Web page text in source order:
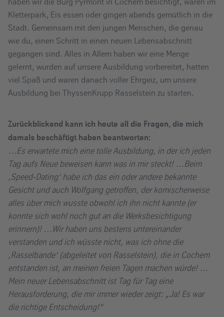
Kletterpark, Eis essen oder gingen abends gemütlich in die
Stadt. Gemeinsam mit den jungen Menschen, die genau
wie du, einen Schritt in einen neuen Lebensabschnitt
gegangen sind. Alles in Allem haben wir eine Menge
gelernt, wurden auf unsere Ausbildung vorbereitet, hatten
viel Spaß und waren danach voller Ehrgeiz, um unsere
Ausbildung bei ThyssenKrupp Rasselstein zu starten.
Zurückblickend kann ich heute all die Fragen, die mich
damals beschäftigt haben beantworten:
…Es erwartete mich eine tolle Ausbildung, in der ich jeden
Tag aufs Neue beweisen kann was in mir steckt! …Beim
‚Speed-Dating‘ habe ich das ein oder andere bekannte
Gesicht und auch Wolfgang getroffen, der komischerweise
alles über mich wusste obwohl ich ihn nicht kannte (er
konnte sich wohl noch gut an die Werksbesichtigung
erinnern)! …Wir haben uns bestens untereinander
verstanden und ich wüsste nicht, was ich ohne die
‚Rasselbande‘ (abgeleitet von Rasselstein), die in Cochem
entstanden ist, an meinen freien Tagen machen würde! …
Mein neuer Lebensabschnitt ist Tag für Tag eine
Herausforderung, die mir immer wieder zeigt: „Ja! Es war
die richtige Entscheidung!“